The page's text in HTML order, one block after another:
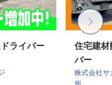
ライバー
住宅建
バー
株式会社